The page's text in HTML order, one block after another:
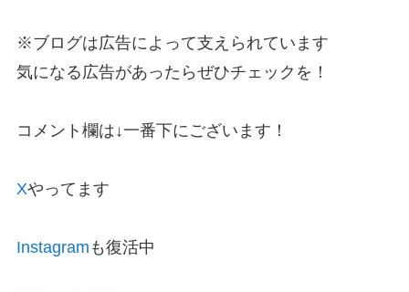
※ブログは広告によって支えられています
気になる広告があったらぜひチェックを！
コメント欄は↓一番下にございます！
Xやってます
Instagram も復活中